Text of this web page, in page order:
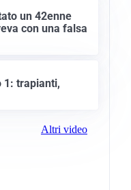
un 42enne
con una falsa
1: trapianti,
Altri video